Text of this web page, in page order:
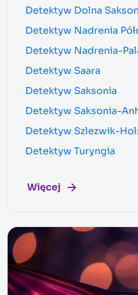
Detektyw Dolna
Detektyw Nadrenia
Detektyw Nadrenia-
Detektyw Saara
Detektyw Saksonia
Detektyw Saksonia-
Detektyw Szlezwik-
Detektyw Turyngia
Więcej